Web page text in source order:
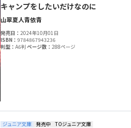
キャンプをしたいだけなのに
山翠夏人青依青
発売日：2024年10月01日
ISBN：9784867943236
判型：A6判ページ数：288ページ
ジュニア文庫 発売中 TOジュニア文庫